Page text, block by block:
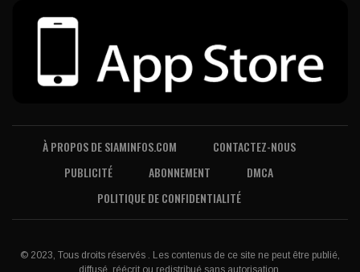
À PROPOS DE SIAMINFOS.COM
CONTACTEZ-NOUS
PUBLICITÉ
ABONNEMENT
DMCA
POLITIQUE DE CONFIDENTIALITÉ
© 2023, Tous droits réservés . Les contenus de ce site ne peut être publié,